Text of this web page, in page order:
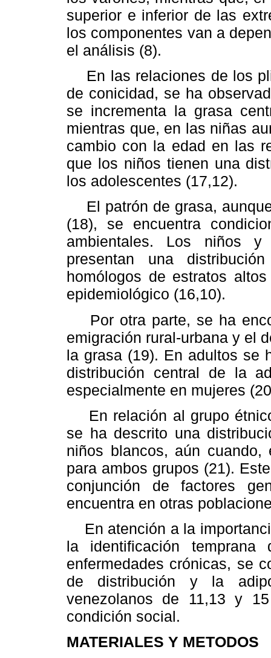
superior e inferior de las
los componentes van a
el análisis (8).
En las relaciones de los
de conicidad, se ha
se incrementa la grasa
mientras que, en las niñas
cambio con la edad en las
que los niños tienen una
los adolescentes (17,12).
El patrón de grasa,
(18), se encuentra
ambientales. Los niños
presentan una
homólogos de estratos
epidemiológico (16,10).
Por otra parte, se ha
emigración rural-urbana y el
la grasa (19). En adultos se
distribución central de la
especialmente en mujeres
En relación al grupo
se ha descrito una
niños blancos, aún
para ambos grupos (21).
conjunción de factores
encuentra en otras
En atención a la
la identificación
enfermedades crónicas, se
de distribución y la
venezolanos de 11,13 y
condición social.
MATERIALES Y METODOS